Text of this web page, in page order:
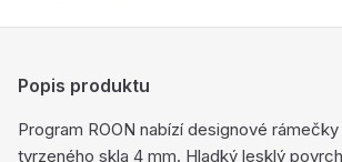
Popis produktu
Program ROON nabízí designové
tvrzeného skla 4 mm. Hladký lesklý